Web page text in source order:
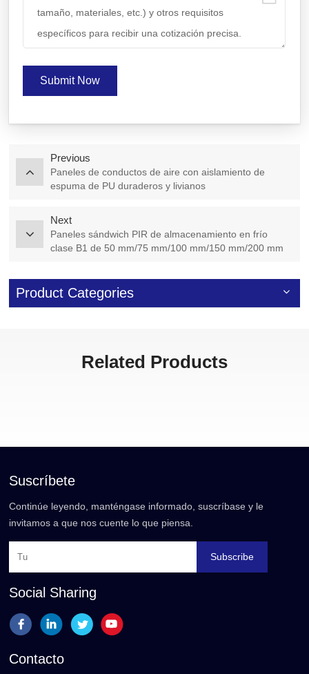
Submit Now
Previous
Paneles de conductos de aire con aislamiento de
espuma de PU duraderos y livianos
Next
Paneles sándwich PIR de almacenamiento en frío
clase B1 de 50 mm/75 mm/100 mm/150 mm/200 mm
Product Categories
Related Products
Suscríbete
Continúe leyendo, manténgase informado, suscríbase y le
invitamos a que nos cuente lo que piensa.
Subscribe
Social Sharing
Contacto